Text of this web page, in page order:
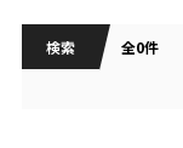
検索 全0件